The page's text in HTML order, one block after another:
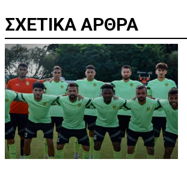
ΣΧΕΤΙΚΑ ΑΡΘΡΑ